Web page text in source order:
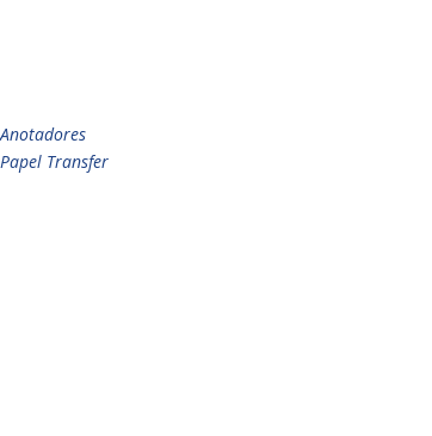
Anotadores
Papel Transfer